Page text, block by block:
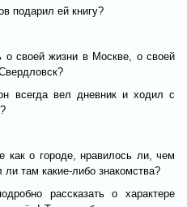
подарил ей книгу?
о своей жизни в Москве, о своей
всегда вел дневник и ходил с
о городе, нравилось ли, чем
там какие-либо знакомства?
рассказать о характере